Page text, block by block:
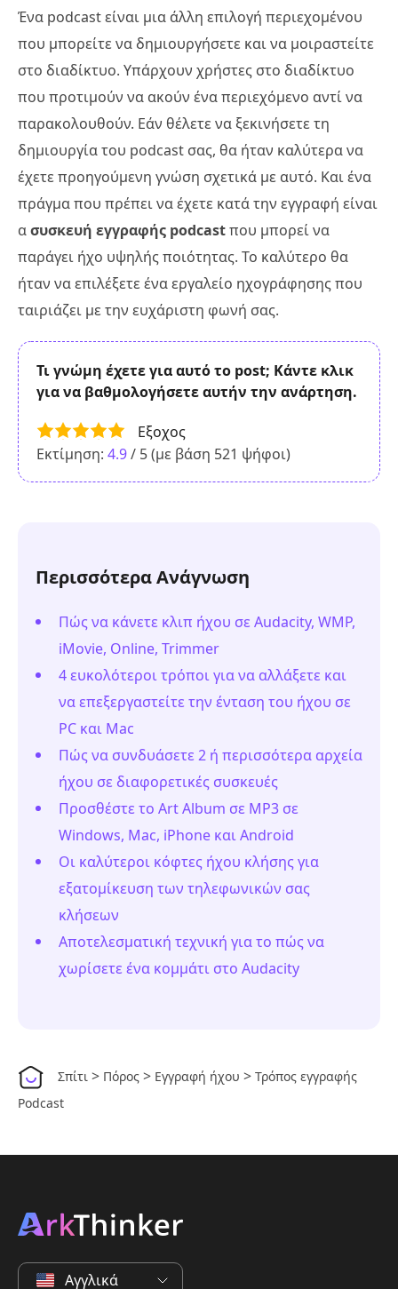
Ένα podcast είναι μια άλλη επιλογή περιεχομένου
που μπορείτε να δημιουργήσετε και να μοιραστείτε
στο διαδίκτυο. Υπάρχουν χρήστες στο διαδίκτυο
που προτιμούν να ακούν ένα περιεχόμενο αντί να
παρακολουθούν. Εάν θέλετε να ξεκινήσετε τη
δημιουργία του podcast σας, θα ήταν καλύτερα να
έχετε προηγούμενη γνώση σχετικά με αυτό. Και ένα
πράγμα που πρέπει να έχετε κατά την εγγραφή είναι
ασυσκευή εγγραφής podcastπου μπορεί να
παράγει ήχο υψηλής ποιότητας. Το καλύτερο θα
ήταν να επιλέξετε ένα εργαλείο ηχογράφησης που
ταιριάζει με την ευχάριστη φωνή σας.
Τι γνώμη έχετε για αυτό το post; Κάντε κλικ
για να βαθμολογήσετε αυτήν την ανάρτηση.
Εξοχος
Εκτίμηση: 4.9/ 5 (με βάση 521 ψήφοι)
Περισσότερα Ανάγνωση
Πώς να κάνετε κλιπ ήχου σε Audacity, WMP,
iMovie, Online, Trimmer
4 ευκολότεροι τρόποι για να αλλάξετε και
να επεξεργαστείτε την ένταση του ήχου σε
PC και Mac
Πώς να συνδυάσετε 2 ή περισσότερα αρχεία
ήχου σε διαφορετικές συσκευές
Προσθέστε το Art Album σε MP3 σε
Windows, Mac, iPhone και Android
Οι καλύτεροι κόφτες ήχου κλήσης για
εξατομίκευση των τηλεφωνικών σας
κλήσεων
Αποτελεσματική τεχνική για το πώς να
χωρίσετε ένα κομμάτι στο Audacity
Σπίτι > Πόρος > Εγγραφή ήχου > Τρόπος εγγραφής
Podcast
Αγγλικά